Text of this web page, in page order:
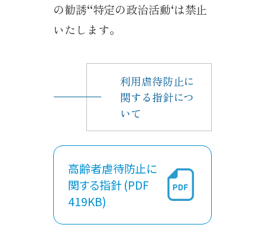
の勧誘‘‘特定の政治活動‘は禁止
いたします。
利用虐待防止に
関する指針につ
いて
高齢者虐待防止に
関する指針 (PDF
419KB)